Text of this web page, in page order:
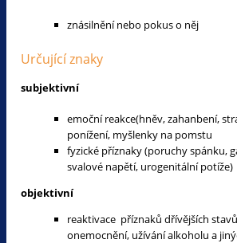
znásilnění nebo pokus o něj
Určující znaky
subjektivní
emoční reakce(hněv, zahanbení,
ponížení, myšlenky na pomstu
fyzické příznaky (poruchy spánku,
svalové napětí, urogenitální potíže)
objektivní
reaktivace příznaků dřívějších
onemocnění, užívání alkoholu a